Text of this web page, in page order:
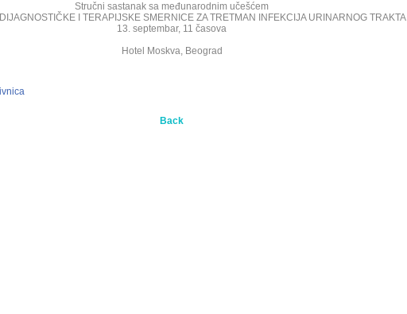
Stručni sastanak sa međunarodnim učešćem
I TERAPIJSKE SMERNICE ZA TRETMAN INFEKCIJA URINARNOG TRAKTA
13. septembar, 11 časova
Hotel Moskva, Beograd
Back